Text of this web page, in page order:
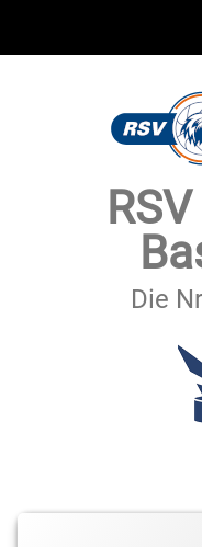
SECHSTER MANN
IMPRESSUM &
Die